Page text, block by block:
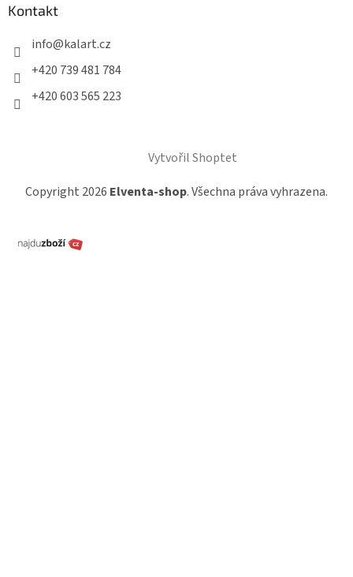
Kontakt
info@kalart.cz
+420 739 481 784
+420 603 565 223
Vytvořil Shoptet
Copyright 2026 Elventa-shop. Všechna práva vyhrazena.